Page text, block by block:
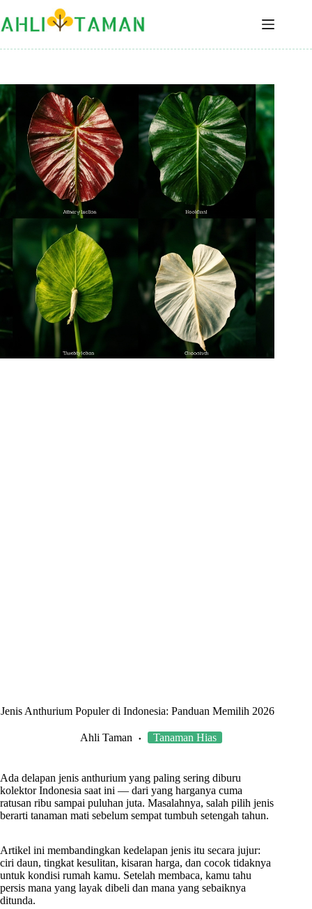
Jenis Anthurium Populer di Indonesia: Panduan Memilih 2026
Ahli Taman Tanaman Hias
Ada delapan jenis anthurium yang paling sering diburu
kolektor Indonesia saat ini — dari yang harganya cuma
ratusan ribu sampai puluhan juta. Masalahnya, salah pilih jenis
berarti tanaman mati sebelum sempat tumbuh setengah tahun.
Artikel ini membandingkan kedelapan jenis itu secara jujur:
ciri daun, tingkat kesulitan, kisaran harga, dan cocok tidaknya
untuk kondisi rumah kamu. Setelah membaca, kamu tahu
persis mana yang layak dibeli dan mana yang sebaiknya
ditunda.